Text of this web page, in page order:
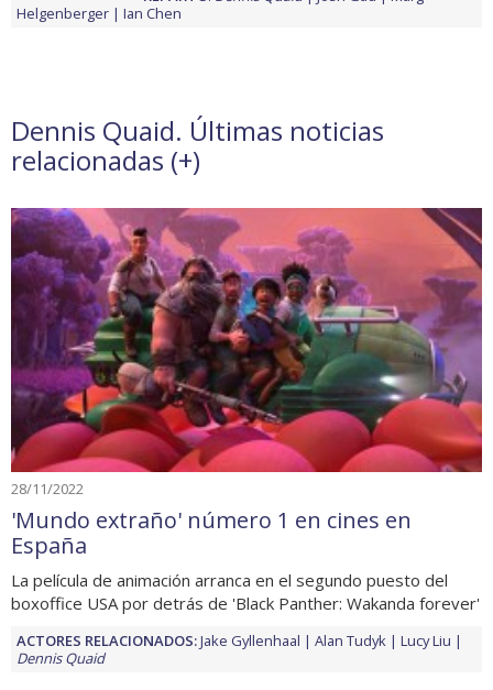
Helgenberger
Ian Chen
Dennis Quaid. Últimas noticias
relacionadas (+)
28/11/2022
'Mundo extraño' número 1 en cines en
España
La película de animación arranca en el segundo puesto del
boxoffice USA por detrás de 'Black Panther: Wakanda forever'
ACTORES RELACIONADOS:Jake Gyllenhaal Alan Tudyk
Lucy Liu
Dennis Quaid